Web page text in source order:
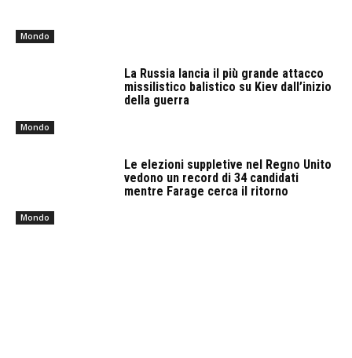
Mondo
Mondo
La Russia lancia il più grande attacco
missilistico balistico su Kiev dall’inizio
della guerra
Mondo
Le elezioni suppletive nel Regno Unito
vedono un record di 34 candidati
mentre Farage cerca il ritorno